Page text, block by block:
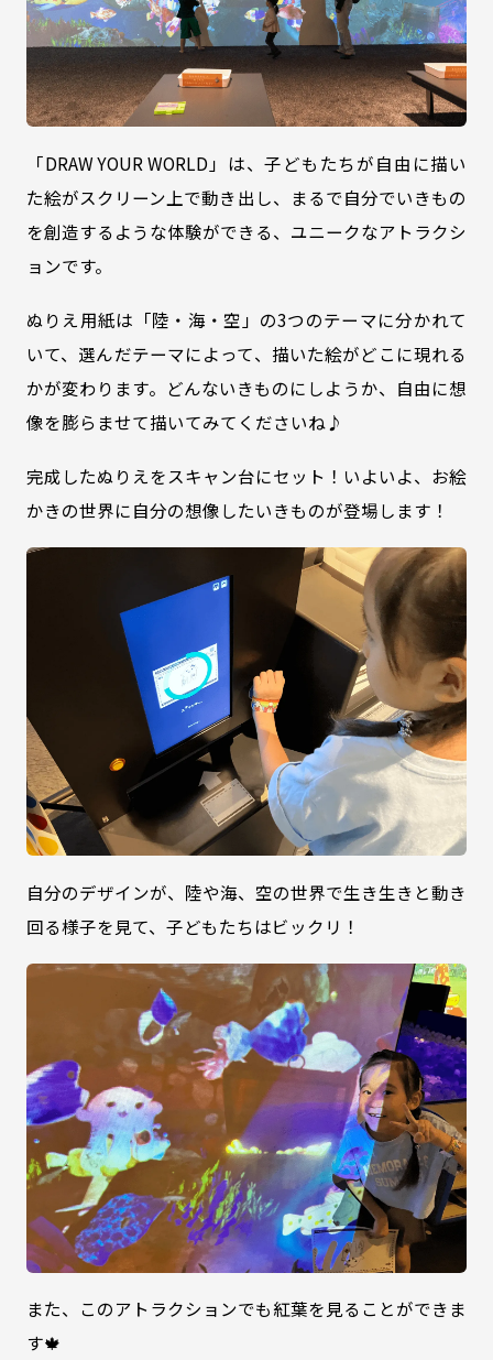
「DRAW YOUR WORLD」は、子どもたちが自由に描い
た絵がスクリーン上で動き出し、まるで自分でいきもの
を創造するような体験ができる、ユニークなアトラクシ
ョンです。
ぬりえ用紙は「陸・海・空」の3つのテーマに分かれて
いて、選んだテーマによって、描いた絵がどこに現れる
かが変わります。どんないきものにしようか、自由に想
像を膨らませて描いてみてくださいね♪
完成したぬりえをスキャン台にセット！いよいよ、お絵
かきの世界に自分の想像したいきものが登場します！
自分のデザインが、陸や海、空の世界で生き生きと動き
回る様子を見て、子どもたちはビックリ！
また、このアトラクションでも紅葉を見ることができま
す🍁